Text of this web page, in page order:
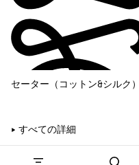
セーター（コットン&シルク）
すべての詳細